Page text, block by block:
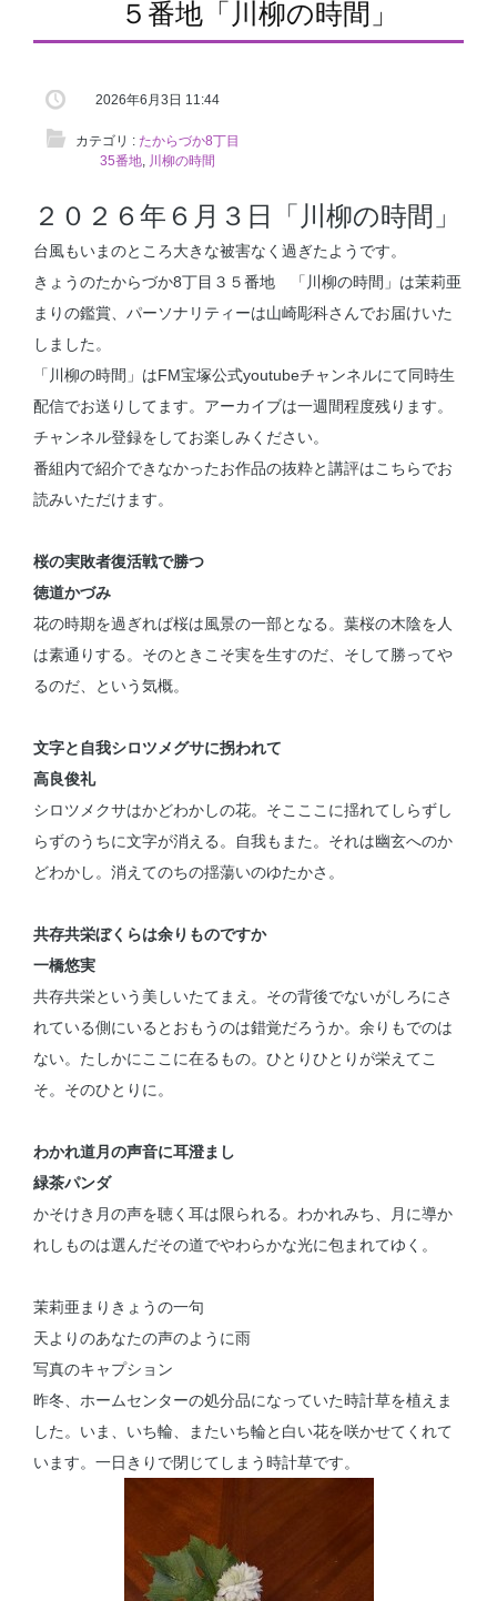
５番地「川柳の時間」
2026年6月3日 11:44
カテゴリ : たからづか8丁目
35番地, 川柳の時間
２０２６年６月３日「川柳の時間」
台風もいまのところ大きな被害なく過ぎたようです。
きょうのたからづか8丁目３５番地 「川柳の時間」は茉莉亜
まりの鑑賞、パーソナリティーは山崎彫科さんでお届けいた
しました。
「川柳の時間」はFM宝塚公式youtubeチャンネルにて同時生
配信でお送りしてます。アーカイブは一週間程度残ります。
チャンネル登録をしてお楽しみください。
番組内で紹介できなかったお作品の抜粋と講評はこちらでお
読みいただけます。
桜の実敗者復活戦で勝つ
徳道かづみ
花の時期を過ぎれば桜は風景の一部となる。葉桜の木陰を人
は素通りする。そのときこそ実を生すのだ、そして勝ってや
るのだ、という気概。
文字と自我シロツメグサに拐われて
高良俊礼
シロツメクサはかどわかしの花。そこここに揺れてしらずし
らずのうちに文字が消える。自我もまた。それは幽玄へのか
どわかし。消えてのちの揺蕩いのゆたかさ。
共存共栄ぼくらは余りものですか
一橋悠実
共存共栄という美しいたてまえ。その背後でないがしろにさ
れている側にいるとおもうのは錯覚だろうか。余りもでのは
ない。たしかにここに在るもの。ひとりひとりが栄えてこ
そ。そのひとりに。
わかれ道月の声音に耳澄まし
緑茶パンダ
かそけき月の声を聴く耳は限られる。わかれみち、月に導か
れしものは選んだその道でやわらかな光に包まれてゆく。
茉莉亜まりきょうの一句
天よりのあなたの声のように雨
写真のキャプション
昨冬、ホームセンターの処分品になっていた時計草を植えま
した。いま、いち輪、またいち輪と白い花を咲かせてくれて
います。一日きりで閉じてしまう時計草です。